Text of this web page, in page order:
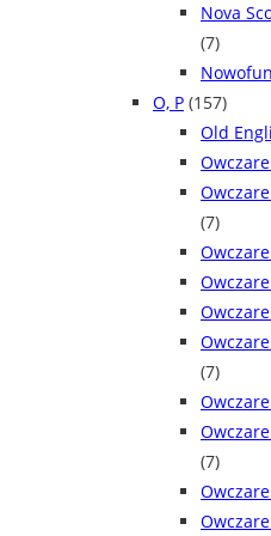
Nova
(7)
O, P (157)
Old
(7)
(7)
(7)